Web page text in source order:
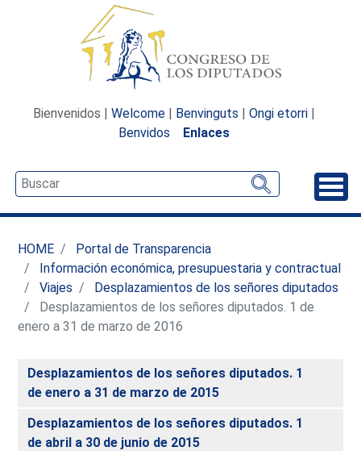
Bienvenidos | Welcome | Benvinguts | Ongi etorri |
Benvidos
Enlaces
HOME
Portal de Transparencia
Información económica, presupuestaria y contractual
Viajes
Desplazamientos de los señores diputados
Desplazamientos de los señores diputados. 1 de
enero a 31 de marzo de 2016
Desplazamientos de los señores diputados. 1
de enero a 31 de marzo de 2015
Desplazamientos de los señores diputados. 1
de abril a 30 de junio de 2015